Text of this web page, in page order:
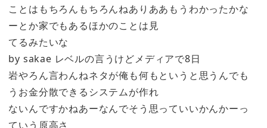
ことはもちろんもちろんねありああもうわかったかな
ーとか家でもあるほかのことは見
てるみたいな
by sakae レベルの言うけどメディアで8日
岩やろん言わんねネタが俺も何もというと思うんでも
うお金分散できるシステムが作れ
ないんですかねあーなんでそう思っていいかんかーっ
ていう原高さ